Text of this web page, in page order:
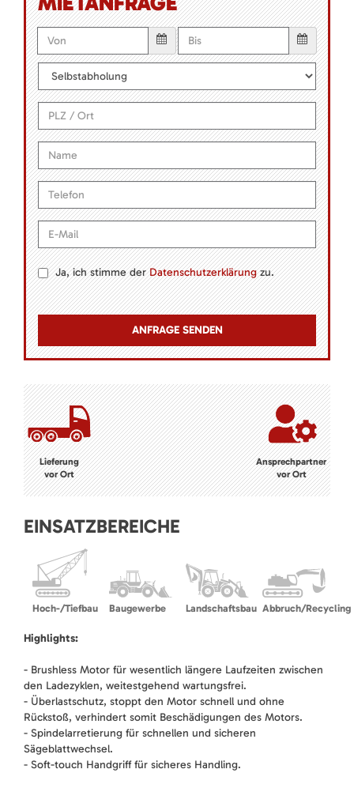
Ja, ich stimme derDatenschutzerklärungzu.
Lieferung
vor Ort
Ansprechpartner
vor Ort
EINSATZBEREICHE
Hoch-/Tiefbau Baugewerbe Landschaftsbau Abbruch/Recycling
Highlights:
- Brushless Motor für wesentlich längere Laufzeiten zwischen
den Ladezyklen, weitestgehend wartungsfrei.
- Überlastschutz, stoppt den Motor schnell und ohne
Rückstoß, verhindert somit Beschädigungen des Motors.
- Spindelarretierung für schnellen und sicheren
Sägeblattwechsel.
- Soft-touch Handgriff für sicheres Handling.